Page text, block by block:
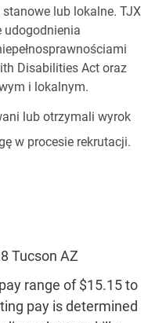
lub lokalne. TJX
udogodnienia
Disabilities Act oraz
i lokalnym.
lub otrzymali wyrok
w procesie rekrutacji.
Tucson AZ
range of $15.15 to
pay is determined